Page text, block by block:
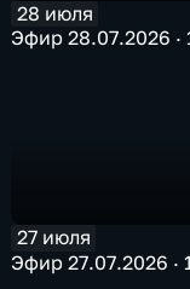
28 июля
Эфир 28.07.2026 ·
27 июля
Эфир 27.07.2026 ·